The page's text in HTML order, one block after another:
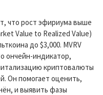
что рост эфириума выше
Value to Realized Value)
до $3,000. MVRV
ончейн-индикатор,
криптовалюты
Он помогает оценить,
и выявить фазы